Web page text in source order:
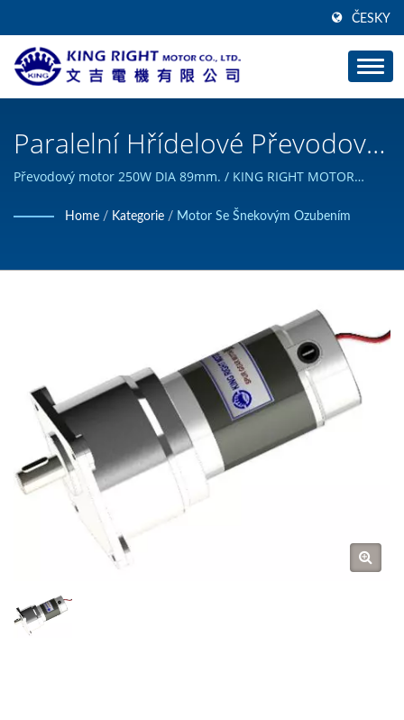
ČESKY
Paralelní Hřídelové Převodové
Motory 250W, Možnost
Brzdového Enkodéru /
Momentem | KING RIGHT
Převodový motor 250W DIA 89mm. / KING RIGHT MOTOR
motorů a získal certifikaci ISO 9001.
Home / Kategorie / Motor Se Šnekovým Ozubením